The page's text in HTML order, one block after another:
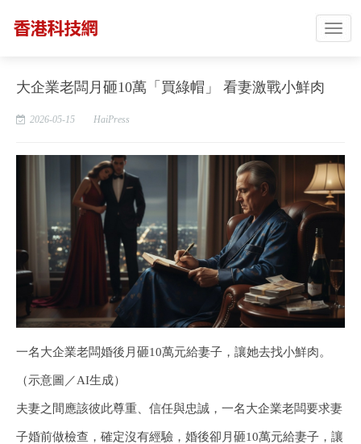
大企業老闆月砸10萬「買綠帽」 看妻激戰小鮮肉
2026-05-15 HaiPress
一名大企業老闆婚後月砸10萬元給妻子，讓她去找小鮮肉。
（示意圖／AI生成）
夫妻之間應該彼此尊重、信任與忠誠，一名大企業老闆要求妻
子婚前做檢查，確定沒有經驗，婚後卻月砸10萬元給妻子，讓